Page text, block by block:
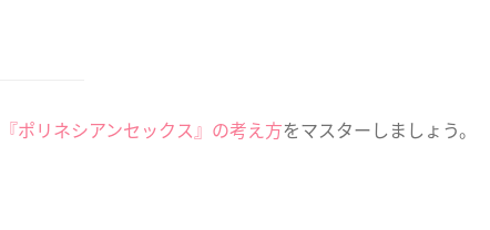
『ポリネシアンセックス』の考え方をマスターしましょう。